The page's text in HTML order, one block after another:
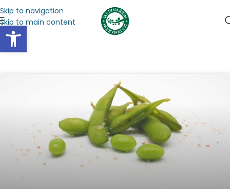
Abrir barra de herramientas
Skip to navigation
Skip to main content